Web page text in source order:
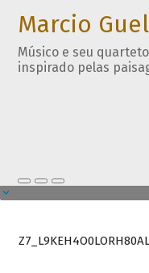
Marcio
Músico e seu
inspirado pelas